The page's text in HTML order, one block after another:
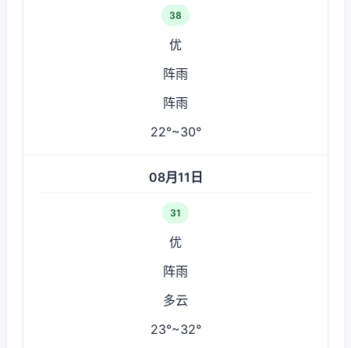
38
优
阵雨
阵雨
22°~30°
08月11日
31
优
阵雨
多云
23°~32°